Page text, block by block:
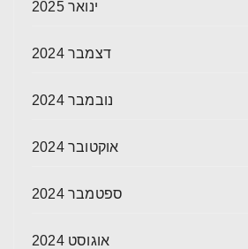
ינואר 2025
דצמבר 2024
נובמבר 2024
אוקטובר 2024
ספטמבר 2024
אוגוסט 2024